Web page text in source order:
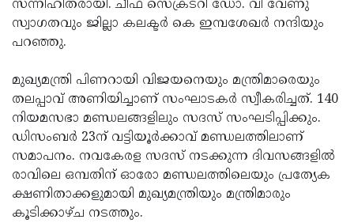
സന്നിഹിതരായി. ചീഫ് സെക്രടറി ഡോ. വി വേണു
സ്വാഗതവും ജില്ലാ കലക്ടര്‍ കെ ഇമ്പശേഖര്‍ നന്ദിയും
പറഞ്ഞു.
മുഖ്യമന്ത്രി പിണറായി വിജയനെയും മന്ത്രിമാരെയും
തലപ്പാവ് അണിയിച്ചാണ് സംഘാടകർ സ്വീകരിച്ചത്. 140
നിയമസഭാ മണ്ഡലങ്ങളിലും സദസ് സംഘടിപ്പിക്കും.
ഡിസംബർ 23ന് വട്ടിയൂർക്കാവ് മണ്ഡലത്തിലാണ്
സമാപനം. നവകേരള സദസ് നടക്കുന്ന ദിവസങ്ങളിൽ
രാവിലെ ഒമ്പതിന് ഓരോ മണ്ഡലത്തിലെയും പ്രത്യേക
ക്ഷണിതാക്കളുമായി മുഖ്യമന്ത്രിയും മന്ത്രിമാരും
കൂടിക്കാഴ്ച നടത്തും.